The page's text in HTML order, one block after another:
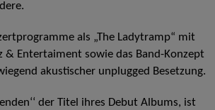
als „The Ladytramp“ mit
& Entertaiment sowie das Band-Konzept
akustischer unplugged Besetzung.
der Titel ihres Debut Albums, ist